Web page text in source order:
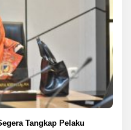
Tangkap Pelaku